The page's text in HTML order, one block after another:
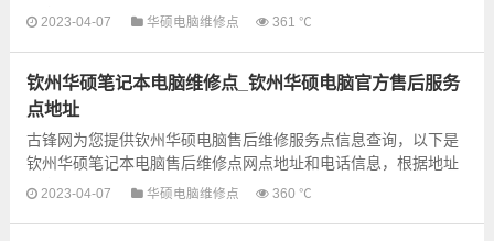
信息选择就近的维修点进行保修即可，建议先电话联系预约...
2023-04-07 华硕电脑维修点 361 ℃
钦州华硕笔记本电脑维修点_钦州华硕电脑官方售后服务
点地址
古锋网为您提供钦州华硕电脑售后维修服务点信息查询，以下是
钦州华硕笔记本电脑售后维修点网点地址和电话信息，根据地址
信息选择就近的维修点进行保修即可，建议先电话联系预约...
2023-04-07 华硕电脑维修点 360 ℃